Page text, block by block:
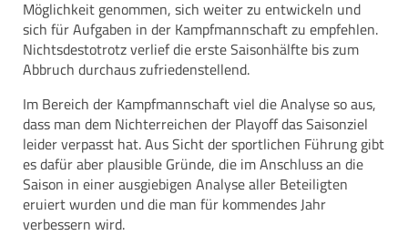
Möglichkeit genommen, sich weiter zu entwickeln und
sich für Aufgaben in der Kampfmannschaft zu empfehlen.
Nichtsdestotrotz verlief die erste Saisonhälfte bis zum
Abbruch durchaus zufriedenstellend.
Im Bereich der Kampfmannschaft viel die Analyse so aus,
dass man dem Nichterreichen der Playoff das Saisonziel
leider verpasst hat. Aus Sicht der sportlichen Führung gibt
es dafür aber plausible Gründe, die im Anschluss an die
Saison in einer ausgiebigen Analyse aller Beteiligten
eruiert wurden und die man für kommendes Jahr
verbessern wird.